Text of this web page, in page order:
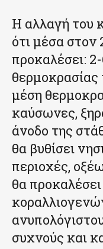
Η αλλαγή του
ότι μέσα στον
προκαλέσει:
μέση
καύσωνες,
άνοδο της
θα βυθίσει
περιοχές,
θα
συχνούς και